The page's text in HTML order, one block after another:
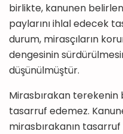
birlikte, kanunen
paylarını ihlal edecek
durum, mirasçıların
dengesinin
düşünülmüştür.
Mirasbırakan terekenin
tasarruf edemez.
mirasbırakanın